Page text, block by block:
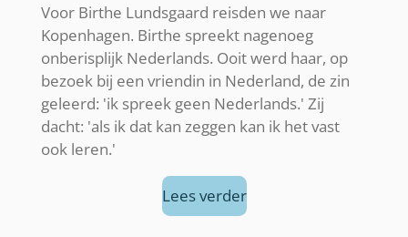
Voor Birthe Lundsgaard reisden we naar
Kopenhagen. Birthe spreekt nagenoeg
onberisplijk Nederlands. Ooit werd haar, op
bezoek bij een vriendin in Nederland, de zin
geleerd: 'ik spreek geen Nederlands.' Zij
dacht: 'als ik dat kan zeggen kan ik het vast
ook leren.'
Lees verder